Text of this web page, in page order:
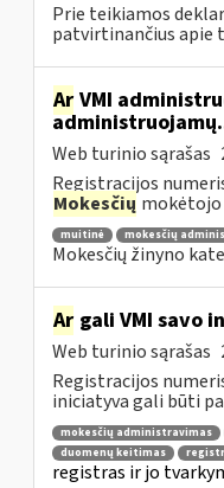
Prie teikiamos
patvirtinančius apie
ArVMI
Web turinio sąrašas
Registracijos
Mokesčių mokėtojo
muitinė mokesčių
Mokesčių žinyno
Argali VMI savo
Web turinio sąrašas
Registracijos
iniciatyva gali būti
mokesčių administravimas
duomenų keitimas
registras ir jo